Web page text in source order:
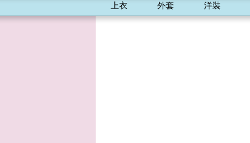
上衣 外套 洋裝